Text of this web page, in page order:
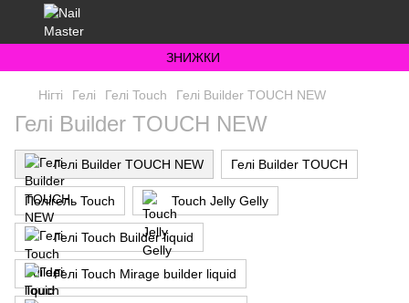
ЗНИЖКИ
Нігті Гелі Гелі Touch Гелі Builder TOUCH NEW
Гелі Builder TOUCH NEW
Гелі Builder TOUCH NEW Гелі Builder TOUCH
Полігель Touch Touch Jelly Gelly
Гелі Touch Builder liquid
Гелі Touch Mirage builder liquid